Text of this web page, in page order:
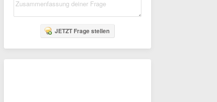
JETZT Frage stellen